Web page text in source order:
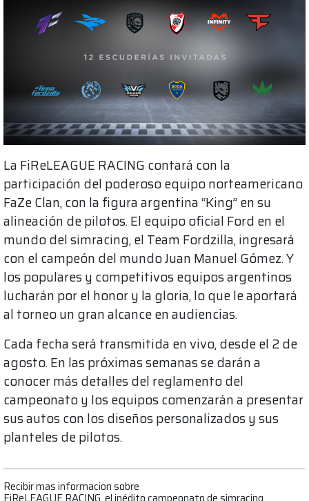
La FiReLEAGUE RACING contará con la
participación del poderoso equipo norteamericano
FaZe Clan, con la figura argentina “King” en su
alineación de pilotos. El equipo oficial Ford en el
mundo del simracing, el Team Fordzilla, ingresará
con el campeón del mundo Juan Manuel Gómez. Y
los populares y competitivos equipos argentinos
lucharán por el honor y la gloria, lo que le aportará
al torneo un gran alcance en audiencias.
Cada fecha será transmitida en vivo, desde el 2 de
agosto. En las próximas semanas se darán a
conocer más detalles del reglamento del
campeonato y los equipos comenzarán a presentar
sus autos con los diseños personalizados y sus
planteles de pilotos.
Recibir mas informacion sobre